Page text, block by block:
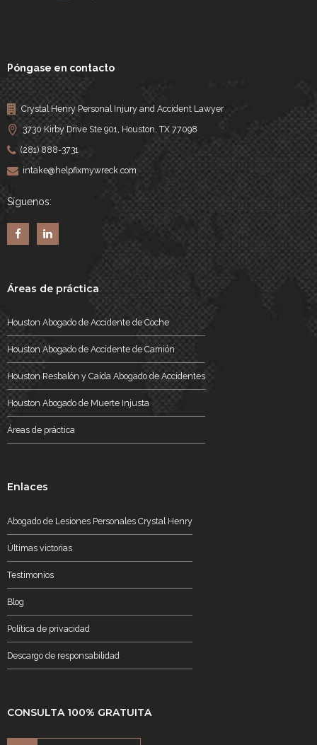
Póngase en contacto
Crystal Henry Personal Injury and Accident Lawyer
3730 Kirby Drive Ste 901, Houston, TX 77098
(281) 888-3731
intake@helpfixmywreck.com
Síguenos:
Áreas de práctica
Houston Abogado de Accidente de Coche
Houston Abogado de Accidente de Camión
Houston Resbalón y Caída Abogado de Accidentes
Houston Abogado de Muerte Injusta
Áreas de práctica
Enlaces
Abogado de Lesiones Personales Crystal Henry
Últimas victorias
Testimonios
Blog
Política de privacidad
Descargo de responsabilidad
CONSULTA 100% GRATUITA